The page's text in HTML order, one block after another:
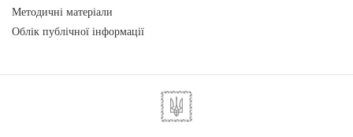
Методичні матеріали
Облік публічної інформації